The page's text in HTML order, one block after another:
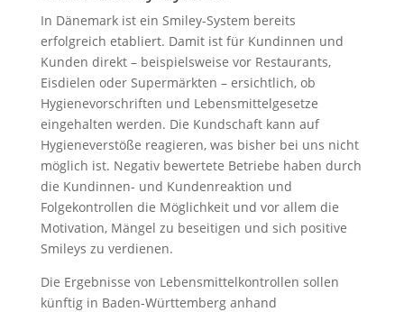
In Dänemark ist ein Smiley-System bereits
erfolgreich etabliert. Damit ist für Kundinnen und
Kunden direkt – beispielsweise vor Restaurants,
Eisdielen oder Supermärkten – ersichtlich, ob
Hygienevorschriften und Lebensmittelgesetze
eingehalten werden. Die Kundschaft kann auf
Hygieneverstöße reagieren, was bisher bei uns nicht
möglich ist. Negativ bewertete Betriebe haben durch
die Kundinnen- und Kundenreaktion und
Folgekontrollen die Möglichkeit und vor allem die
Motivation, Mängel zu beseitigen und sich positive
Smileys zu verdienen.
Die Ergebnisse von Lebensmittelkontrollen sollen
künftig in Baden-Württemberg anhand